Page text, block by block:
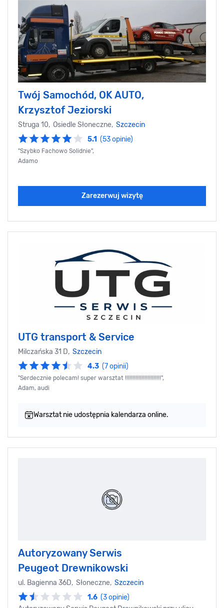
Twój Samochód, OK AUTO,
Krzysztof Jeziorski
Struga 10, Osiedle Słoneczne, Szczecin
5.1 (53 opinie)
"Szybko Fachowo Solidnie",
Adamo
Zarezerwuj wizytę
UTG transport & Service
Milczańska 31 D, Szczecin
4.3 (7 opinii)
"Serdecznie polecam! super warsztat !!!!!!!!!!!!!!!!!!!!!!!!",
Adam, audi
Warsztat nie udostępnia kalendarza online.
Autoryzowany Serwis
Peugeot Drewnikowski
ul. Bagienna 36D, Słoneczne, Szczecin
1.6 (3 opinie)